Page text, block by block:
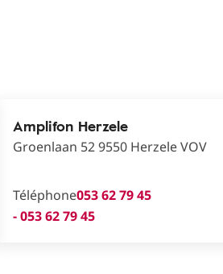
Amplifon Herzele
Groenlaan 52 9550 Herzele VOV
Téléphone053 62 79 45
- 053 62 79 45